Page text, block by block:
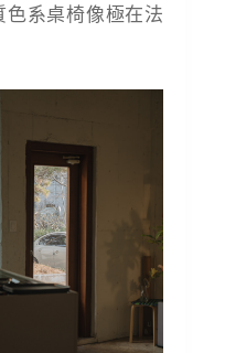
色系桌椅像極在法